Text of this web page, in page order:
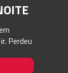
Perdeu